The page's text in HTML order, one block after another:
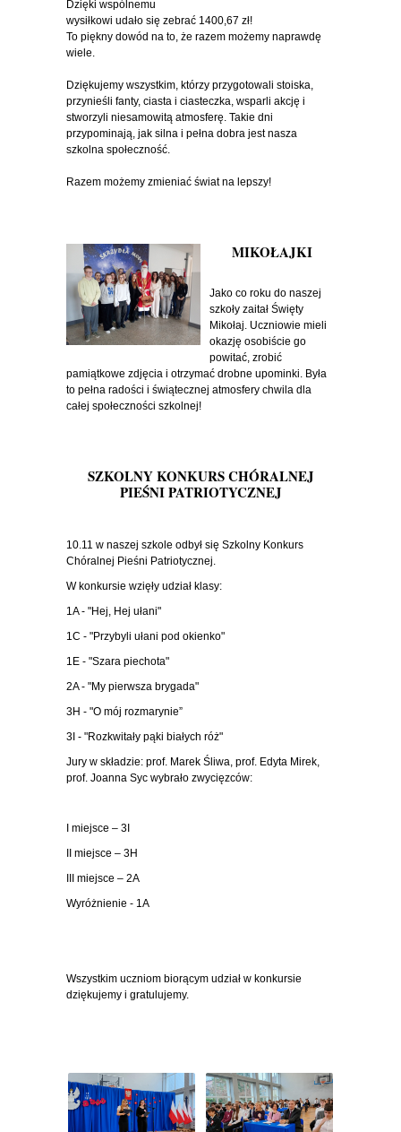
Dzięki wspólnemu
wysiłkowi udało się zebrać 1400,67 zł!
To piękny dowód na to, że razem możemy naprawdę
wiele.
Dziękujemy wszystkim, którzy przygotowali stoiska,
przynieśli fanty, ciasta i ciasteczka, wsparli akcję i
stworzyli niesamowitą atmosferę. Takie dni
przypominają, jak silna i pełna dobra jest nasza
szkolna społeczność.
Razem możemy zmieniać świat na lepszy!
MIKOŁAJKI
Jako co roku do naszej
szkoły zaitał Święty
Mikołaj. Uczniowie mieli
okazję osobiście go
powitać, zrobić
pamiątkowe zdjęcia i otrzymać drobne upominki. Była
to pełna radości i świątecznej atmosfery chwila dla
całej społeczności szkolnej!
SZKOLNY KONKURS CHÓRALNEJ
PIEŚNI PATRIOTYCZNEJ
10.11 w naszej szkole odbył się Szkolny Konkurs
Chóralnej Pieśni Patriotycznej.
W konkursie wzięły udział klasy:
1A - "Hej, Hej ułani"
1C - "Przybyli ułani pod okienko"
1E - "Szara piechota"
2A - "My pierwsza brygada"
3H - "O mój rozmarynie”
3I - "Rozkwitały pąki białych róż"
Jury w składzie: prof. Marek Śliwa, prof. Edyta Mirek,
prof. Joanna Syc wybrało zwycięzców:
I miejsce – 3I
II miejsce – 3H
III miejsce – 2A
Wyróżnienie - 1A
Wszystkim uczniom biorącym udział w konkursie
dziękujemy i gratulujemy.